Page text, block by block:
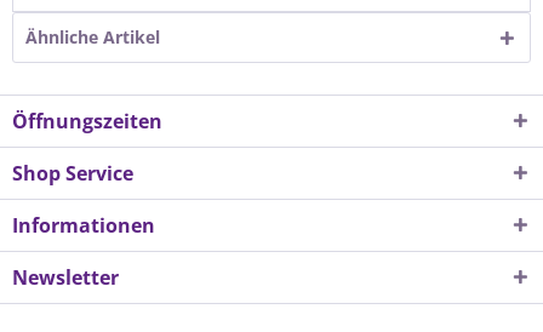
Ähnliche Artikel
Öffnungszeiten
Shop Service
Informationen
Newsletter